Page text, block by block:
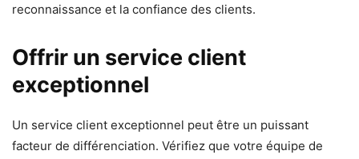
reconnaissance et la confiance des clients.
Offrir un service client
exceptionnel
Un service client exceptionnel peut être un puissant
facteur de différenciation. Vérifiez que votre équipe de